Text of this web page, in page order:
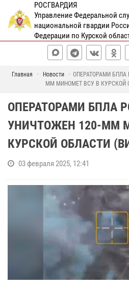
РОСГВАРДИЯ
Управление Федеральной
национальной гвардии
Федерации по Курской
Главная Новости
ОПЕРАТОРАМИ БПЛА
ММ МИНОМЕТ ВСУ В КУРСКОЙ
ОПЕРАТОРАМИ БПЛА
УНИЧТОЖЕН 120-ММ
КУРСКОЙ ОБЛАСТИ
03 февраля 2025, 12:41